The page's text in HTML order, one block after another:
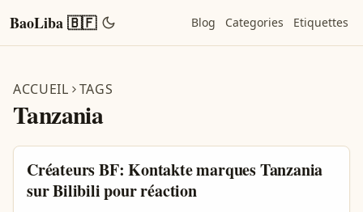
BaoLiba 🇧🇫 Blog Categories Etiquettes
ACCUEIL TAGS
Tanzania
Créateurs BF: Kontakte marques Tanzania
sur Bilibili pour réaction